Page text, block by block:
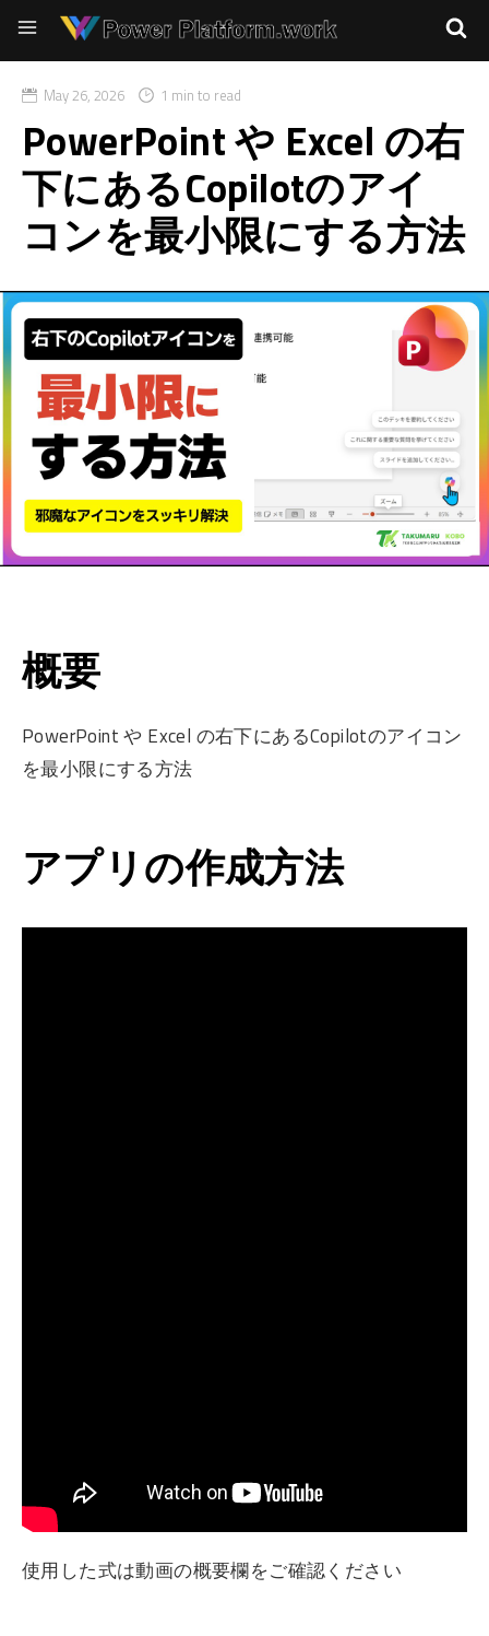
May 26, 2026 1 min to read
PowerPoint や Excel の右
下にあるCopilotのアイ
コンを最小限にする方法
概要
PowerPoint や Excel の右下にあるCopilotのアイコン
を最小限にする方法
アプリの作成方法
使用した式は動画の概要欄をご確認ください